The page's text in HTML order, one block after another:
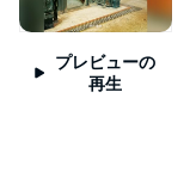
プレビューの
再生